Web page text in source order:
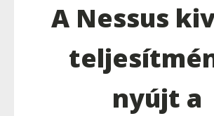
A Nessus
nyújt a